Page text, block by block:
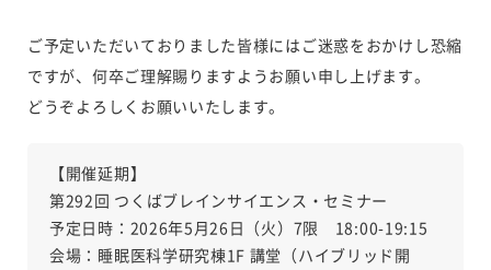
ご予定いただいておりました皆様にはご迷惑をおかけし恐縮
ですが、何卒ご理解賜りますようお願い申し上げます。
どうぞよろしくお願いいたします。
【開催延期】
第292回 つくばブレインサイエンス・セミナー
予定日時：2026年5月26日（火）7限 18:00-19:15
会場：睡眠医科学研究棟1F 講堂（ハイブリッド開